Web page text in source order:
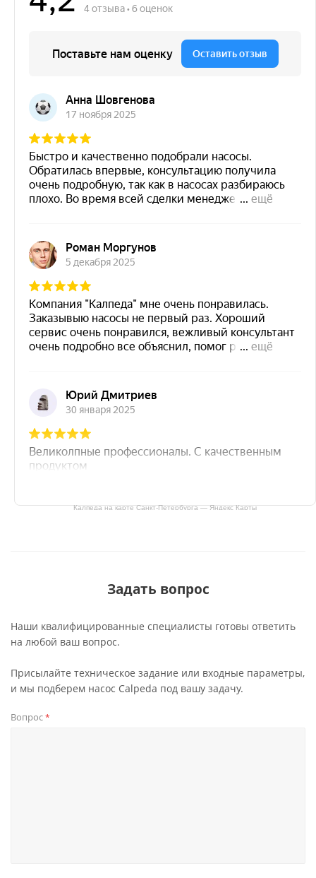
Калпеда на карте Санкт‑Петербурга — Яндекс Карты
Задать вопрос
Наши квалифицированные специалисты готовы ответить
на любой ваш вопрос.
Присылайте техническое задание или входные параметры,
и мы подберем насос Calpeda под вашу задачу.
Вопрос*